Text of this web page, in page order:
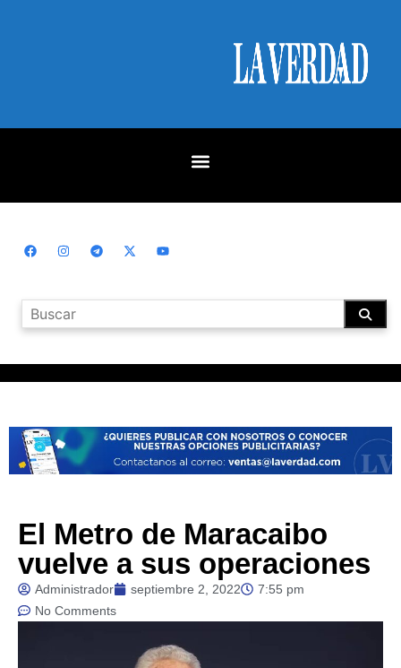
El Metro de Maracaibo
vuelve a sus operaciones
Administrador septiembre 2, 2022
7:55 pm
No Comments